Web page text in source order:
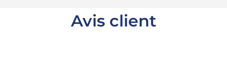
Avis client